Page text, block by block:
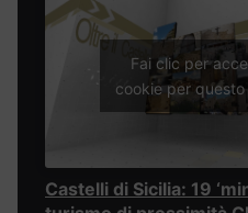
Fai clic per
cookie per
Castelli di Sicilia: 19